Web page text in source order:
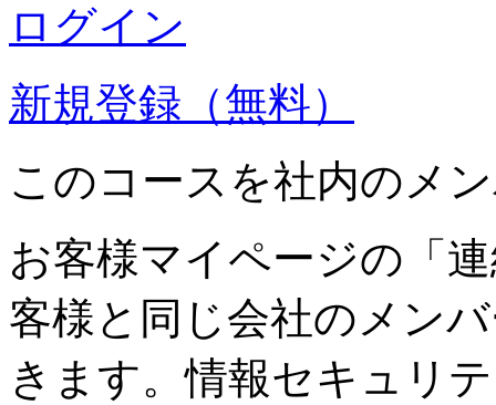
ログイン
新規登録（無料）
このコースを社内のメ
お客様マイページの「
客様と同じ会社のメン
きます。情報セキュリ